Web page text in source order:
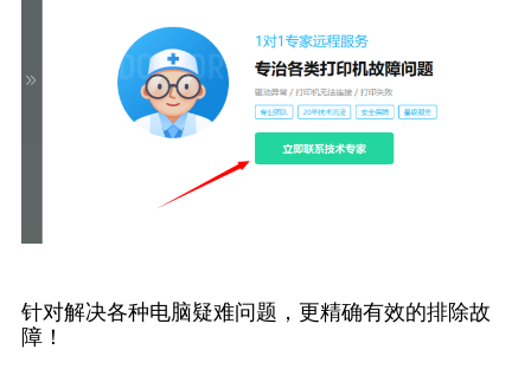
针对解决各种电脑疑难问题，更精确有效的排除故
障！